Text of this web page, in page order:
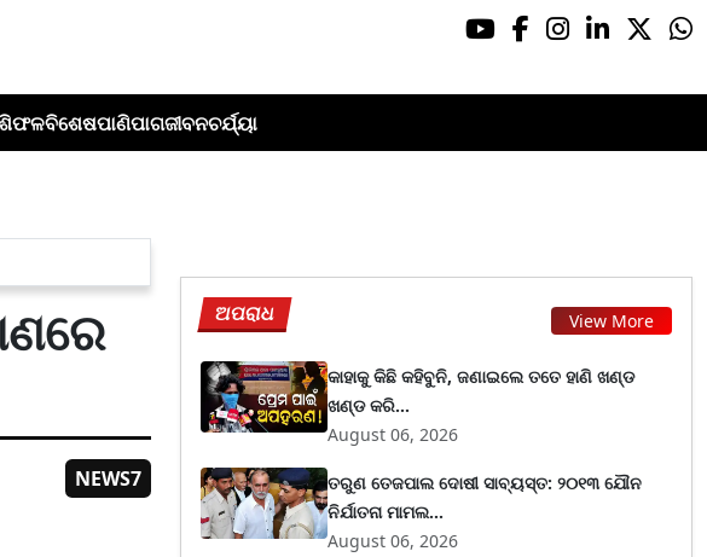
ବିଶେଷପାଣିପାଗଜୀବନଚର୍ଯ୍ୟା
NEWS7
ଅପରାଧ View More
କାହାକୁ କିଛି କହିବୁନି, ଜଣାଇଲେ ତତେ ହାଣି ଖଣ୍ଡ
ଖଣ୍ଡ କରି...
August 06, 2026
ତରୁଣ ତେଜପାଲ ଦୋଷୀ ସାବ୍ୟସ୍ତ: ୨୦୧୩ ଯୌନ
ନିର୍ଯାତନା ମାମଲ...
August 06, 2026